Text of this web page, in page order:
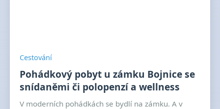
Cestování
Pohádkový pobyt u zámku Bojnice se
snídaněmi či polopenzí a wellness
V moderních pohádkách se bydlí na zámku. A v